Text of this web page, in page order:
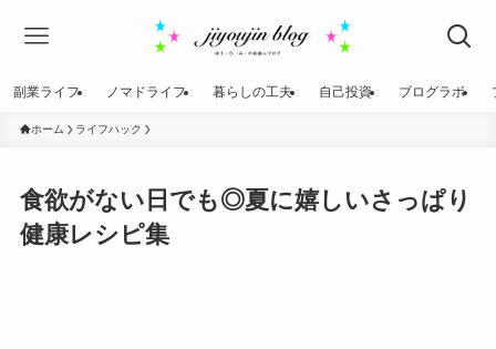
副業ライフ ノマドライフ 暮らしの工夫 自己投資 ブログラボ
ホーム ライフハック
食欲がない日でも◎夏に嬉しいさっぱり
健康レシピ集